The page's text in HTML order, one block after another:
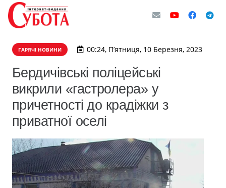
ГАРЯЧІ НОВИНИ 00:24, П’ятниця, 10 Березня, 2023
Бердичівські поліцейські
викрили «гастролера» у
причетності до крадіжки з
приватної оселі